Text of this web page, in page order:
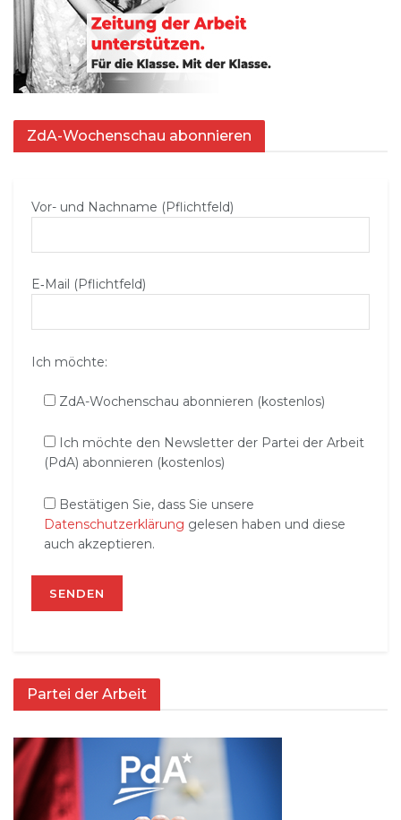
ZdA-Wochenschau abonnieren
Vor- und Nachname (Pflichtfeld)
E‑Mail (Pflichtfeld)
Ich möchte:
ZdA-Wochenschau abonnieren (kostenlos)
Ich möchte den Newsletter der Partei der Arbeit
(PdA) abonnieren (kostenlos)
Bestätigen Sie, dass Sie unsere
Datenschutzerklärung gelesen haben und diese
auch akzeptieren.
Partei der Arbeit